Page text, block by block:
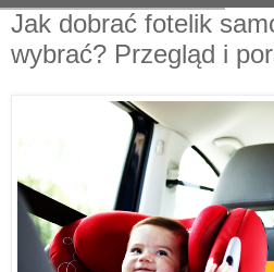
Jak dobrać fotelik
wybrać? Przegląd i